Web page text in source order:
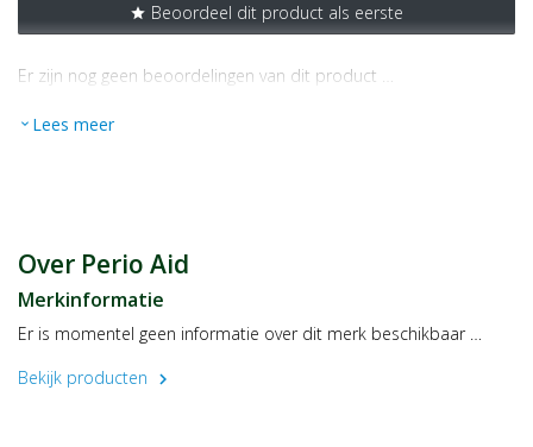
star Beoordeel dit product als eerste
Er zijn nog geen beoordelingen van dit product …
expand_more Lees meer
Over Perio Aid
Merkinformatie
Er is momentel geen informatie over dit merk beschikbaar …
Bekijk producten
chevron_right